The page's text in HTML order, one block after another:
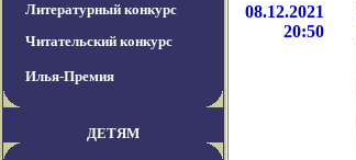
Литературный конкурс
Читательский конкурс
Илья-Премия
ДЕТЯМ
08.12.2021
20:50